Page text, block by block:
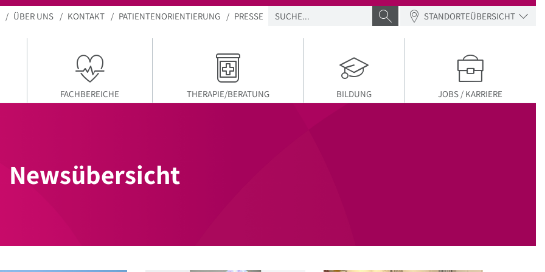
ÜBER UNS KONTAKT PATIENTENORIENTIERUNG PRESSE SUCHE SUCHE ABSENDEN
STANDORTEÜBERSICHT
FACHBEREICHE THERAPIE/BERATUNG BILDUNG JOBS / KARRIERE
Newsübersicht